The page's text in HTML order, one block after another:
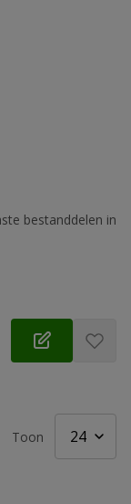
bestanddelen in
Toon